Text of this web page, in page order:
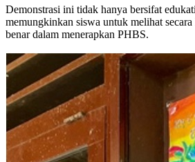
Demonstrasi ini tidak hanya bersifat
memungkinkan siswa untuk melihat
benar dalam menerapkan PHBS.